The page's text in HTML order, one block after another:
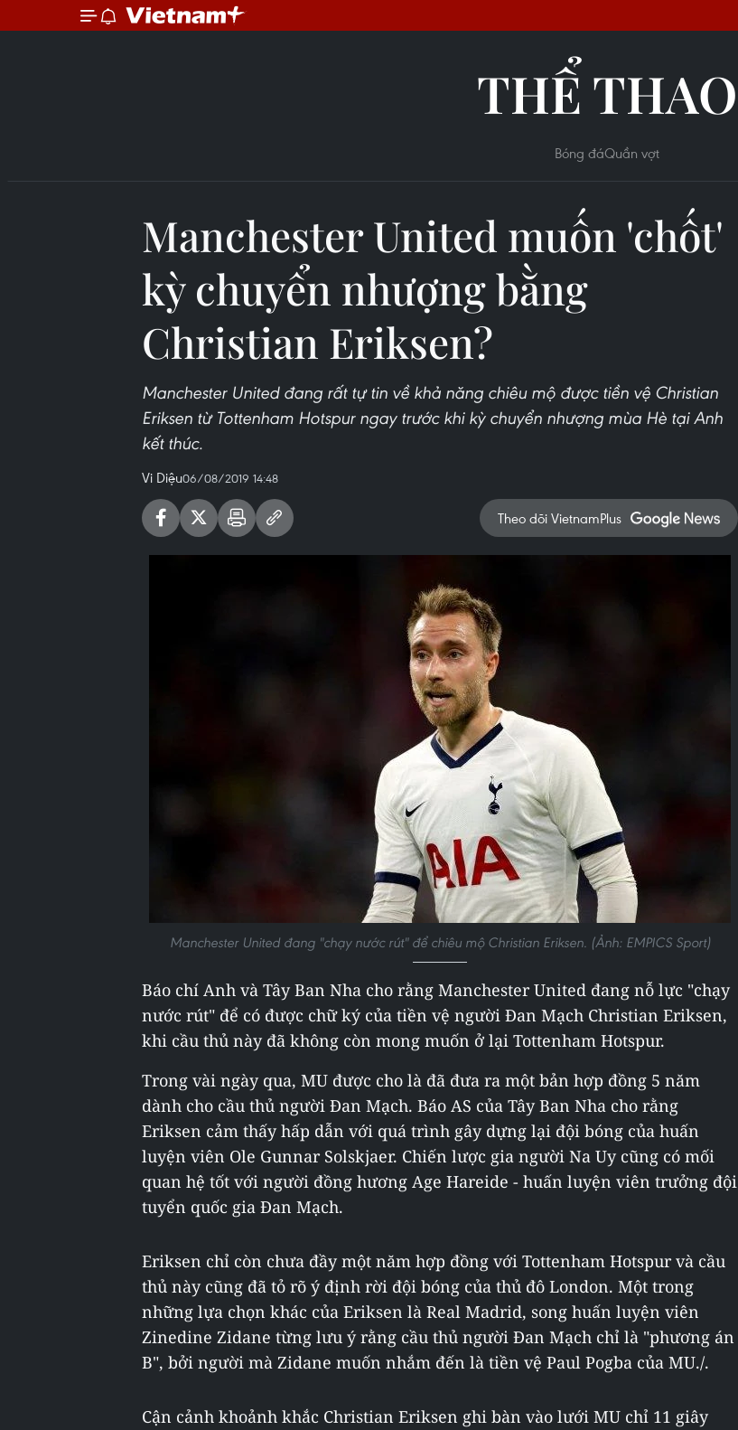
THỂ THAO
Bóng đáQuần vợt
Manchester United muốn 'chốt'
kỳ chuyển nhượng bằng
Christian Eriksen?
Manchester United đang rất tự tin về khả năng chiêu mộ được tiền vệ Christian
Eriksen từ Tottenham Hotspur ngay trước khi kỳ chuyển nhượng mùa Hè tại Anh
kết thúc.
Vi Diệu06/08/2019 14:48
Theo dõi VietnamPlus
Manchester United đang "chạy nước rút" để chiêu mộ Christian Eriksen. (Ảnh: EMPICS Sport)
Báo chí Anh và Tây Ban Nha cho rằng Manchester United đang nỗ lực "chạy
nước rút" để có được chữ ký của tiền vệ người Đan Mạch Christian Eriksen,
khi cầu thủ này đã không còn mong muốn ở lại Tottenham Hotspur.
Trong vài ngày qua, MU được cho là đã đưa ra một bản hợp đồng 5 năm
dành cho cầu thủ người Đan Mạch. Báo AS của Tây Ban Nha cho rằng
Eriksen cảm thấy hấp dẫn với quá trình gây dựng lại đội bóng của huấn
luyện viên Ole Gunnar Solskjaer. Chiến lược gia người Na Uy cũng có mối
quan hệ tốt với người đồng hương Age Hareide - huấn luyện viên trưởng đội
tuyển quốc gia Đan Mạch.
Eriksen chỉ còn chưa đầy một năm hợp đồng với Tottenham Hotspur và cầu
thủ này cũng đã tỏ rõ ý định rời đội bóng của thủ đô London. Một trong
những lựa chọn khác của Eriksen là Real Madrid, song huấn luyện viên
Zinedine Zidane từng lưu ý rằng cầu thủ người Đan Mạch chỉ là "phương án
B", bởi người mà Zidane muốn nhắm đến là tiền vệ Paul Pogba của MU./.
Cận cảnh khoảnh khắc Christian Eriksen ghi bàn vào lưới MU chỉ 11 giây